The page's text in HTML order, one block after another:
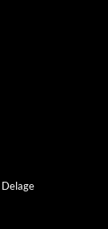
Delage